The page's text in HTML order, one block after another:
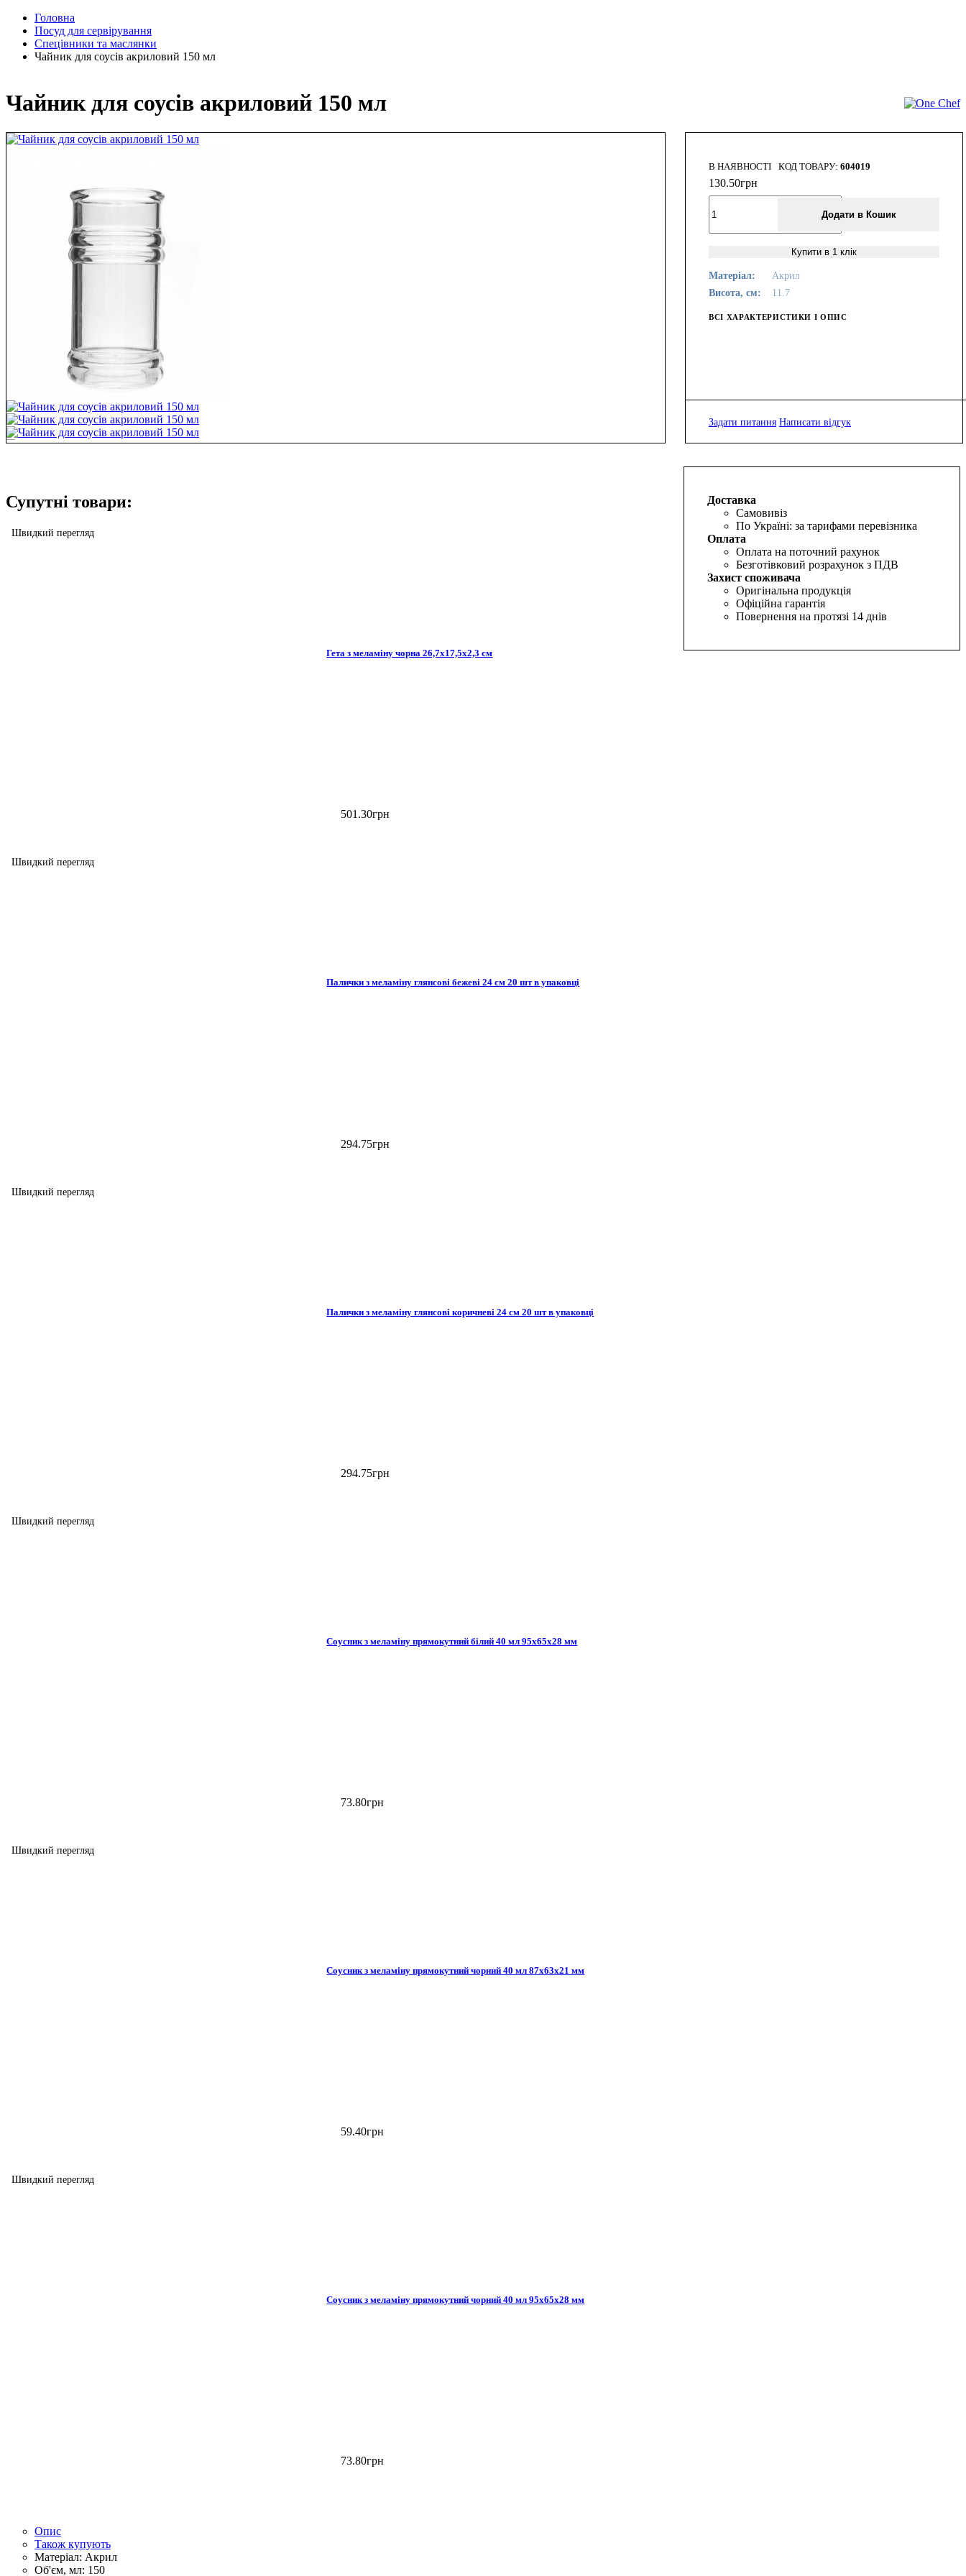
Головна
Посуд для сервірування
Спецівники та маслянки
Чайник для соусів акриловий 150 мл
Чайник для соусів акриловий 150 мл
В НАЯВНОСТІ 604019
130.50грн
Додати в Кошик
Купити в 1 клік
Матеріал:
Акрил
Висота, см:
11.7
ВСІ ХАРАКТЕРИСТИКИ І ОПИС
Задати питання Написати відгук
Супутні товари:
Швидкий перегляд
Гета з меламіну чорна 26,7х17,5х2,3 см
501.30грн
Швидкий перегляд
Палички з меламіну глянсові бежеві 24 см 20 шт в упаковці
294.75грн
Швидкий перегляд
Палички з меламіну глянсові коричневі 24 см 20 шт в упаковці
294.75грн
Швидкий перегляд
Соусник з меламіну прямокутний білий 40 мл 95х65х28 мм
73.80грн
Швидкий перегляд
Соусник з меламіну прямокутний чорний 40 мл 87х63х21 мм
59.40грн
Швидкий перегляд
Соусник з меламіну прямокутний чорний 40 мл 95х65х28 мм
73.80грн
Опис
Також купують
Матеріал: Акрил
Об'єм, мл: 150
Доставка
Самовивіз
По Україні: за тарифами перевізника
Оплата
Оплата на поточний рахунок
Безготівковий розрахунок з ПДВ
Захист споживача
Оригінальна продукція
Офіційна гарантія
Повернення на протязі 14 днів